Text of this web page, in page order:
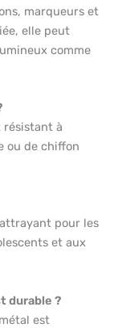
marqueurs et
elle peut
comme
résistant à
ou de chiffon
pour les
et aux
durable ?
est